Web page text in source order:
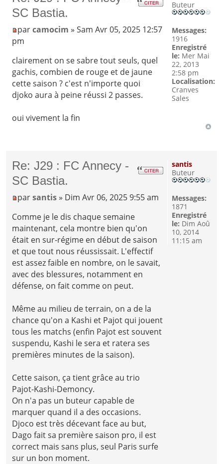
SC Bastia.
parcamocim » Sam Avr 05, 2025 12:57
pm
clairement on se sabre tout seuls, quel
gachis, combien de rouge et de jaune
cette saison ? c'est n'importe quoi
djoko aura à peine réussi 2 passes.
oui vivement la fin
Buteur
Messages:
1916
Enregistré
le: Mer Mai
22, 2013
2:58 pm
Localisation:
Cranves
Sales
Re: J29 : FC Annecy -
SC Bastia.
parsantis » Dim Avr 06, 2025 9:55 am
Comme je le dis chaque semaine
maintenant, cela montre bien qu'on
était en sur-régime en début de saison
et que tout nous réussissait. L'effectif
est assez faible en nombre, on le savait,
avec des blessures, notamment en
défense, on fait comme on peut.
Même au milieu de terrain, on a de la
chance qu'on a Kashi et Pajot qui jouent
tous les matchs (enfin Pajot est souvent
suspendu, Kashi le sera et ratera ses
premières minutes de la saison).
Cette saison, ça tient grâce au trio
Pajot-Kashi-Demoncy.
On n'a pas un buteur capable de
marquer quand il a des occasions.
Djoco est très décevant face au but,
Dago fait sa première saison pro, il est
correct mais sans plus, seul Paris surfe
sur un bon moment.
santis
Buteur
Messages:
1871
Enregistré
le: Dim Aoû
10, 2014
11:15 am